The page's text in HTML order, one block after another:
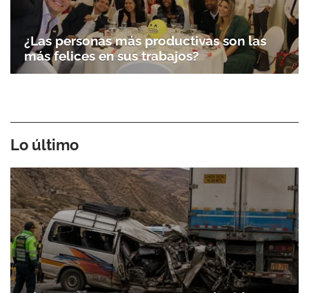
¿Las personas más productivas son las
más felices en sus trabajos?
Lo último